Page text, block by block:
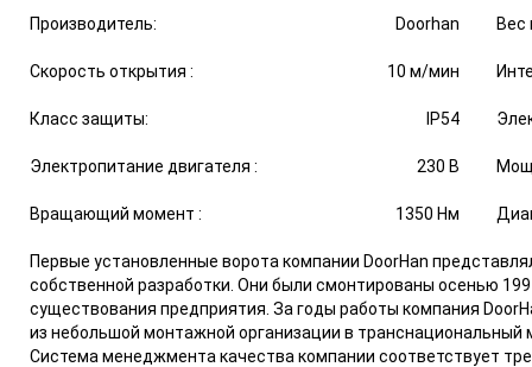
Производитель: Doorhan Вес
Скорость открытия : 10 м/мин
Класс защиты: IP54
Электропитание двигателя : 230 В
Вращающий момент : 1350 Нм
Первые установленные ворота компании DoorHan
собственной разработки. Они были смонтированы осенью
существования предприятия. За годы работы компания
из небольшой монтажной организации в
Система менеджмента качества компании соответствует